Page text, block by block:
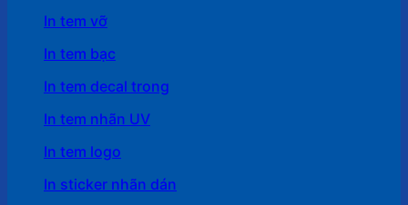
In tem vỡ
In tem bạc
In tem decal trong
In tem nhãn UV
In tem logo
In sticker nhãn dán